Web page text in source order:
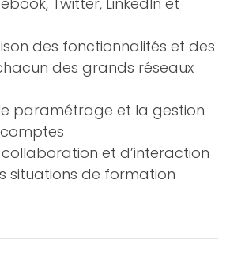
des fonctionnalités et des
des grands réseaux
paramétrage et la gestion
collaboration et d’interaction
situations de formation